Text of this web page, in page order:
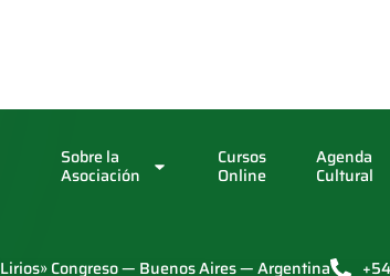
Sobre la
Asociación
Cursos
Online
Agenda
Cultural
Congreso — Buenos Aires — Argentina